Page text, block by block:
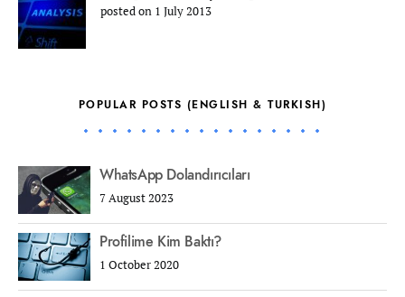
posted on 1 July 2013
POPULAR POSTS (ENGLISH & TURKISH)
WhatsApp Dolandırıcıları
7 August 2023
Profilime Kim Baktı?
1 October 2020